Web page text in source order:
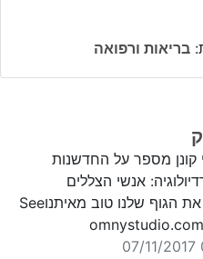
בריאות ורפואה
קונן מספר על החדשנות
אנשי הצללים
שמכירים את הגוף שלנו טוב מאיתנוSee